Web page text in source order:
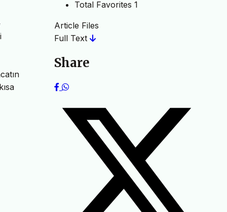
Total Favorites 1
Article Files
Full Text
Share